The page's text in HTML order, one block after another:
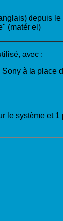
depuis le
(matériel)
avec :
à la place
le système et